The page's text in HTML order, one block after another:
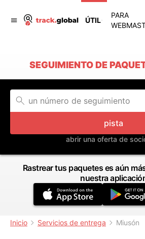
ÚTIL
PARA
SEGUIMIENTO DE
pista
abrir una oferta de
Rastrear tus paquetes es aún
nuestra
Inicio Servicios de entrega Miusón